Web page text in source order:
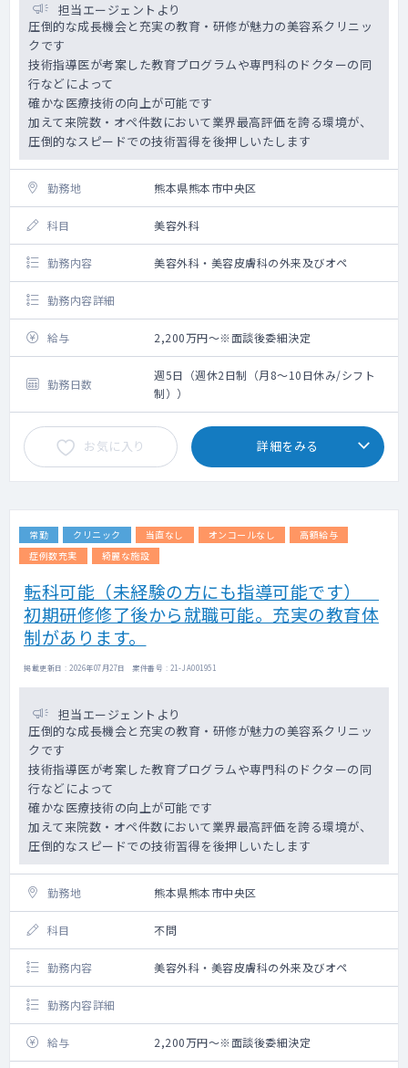
担当エージェントより
圧倒的な成長機会と充実の教育・研修が魅力の美容系クリニッ
クです
技術指導医が考案した教育プログラムや専門科のドクターの同
行などによって
確かな医療技術の向上が可能です
加えて来院数・オペ件数において業界最高評価を誇る環境が、
圧倒的なスピードでの技術習得を後押しいたします
勤務地 熊本県熊本市中央区
科目 美容外科
勤務内容 美容外科・美容皮膚科の外来及びオペ
勤務内容詳細
給与 2,200万円～※面談後委細決定
勤務日数
週5日（週休2日制（月8～10日休み/シフト
制））
お気に入り 詳細をみる
常勤 クリニック 当直なし オンコールなし
高額給与
症例数充実
綺麗な施設
転科可能（未経験の方にも指導可能です）
初期研修修了後から就職可能。充実の教育体
制があります。
掲載更新日 : 2026年07月27日 案件番号 : 21-JA001951
担当エージェントより
圧倒的な成長機会と充実の教育・研修が魅力の美容系クリニッ
クです
技術指導医が考案した教育プログラムや専門科のドクターの同
行などによって
確かな医療技術の向上が可能です
加えて来院数・オペ件数において業界最高評価を誇る環境が、
圧倒的なスピードでの技術習得を後押しいたします
勤務地 熊本県熊本市中央区
科目 不問
勤務内容 美容外科・美容皮膚科の外来及びオペ
勤務内容詳細
給与 2,200万円～※面談後委細決定